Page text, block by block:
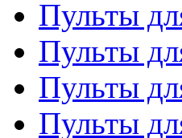
Пульты
Пульты
Пульты
Пульты